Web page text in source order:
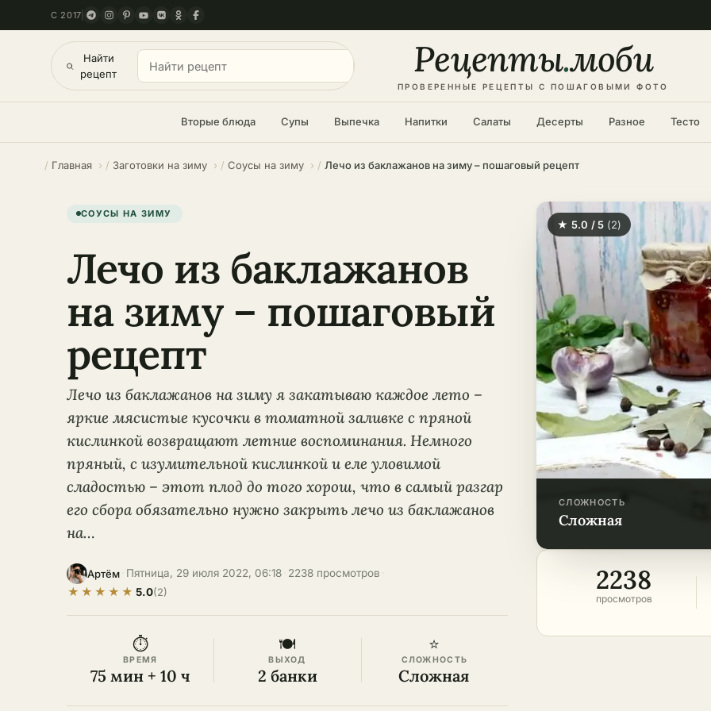
С 2017
Найти
рецепт
Рецепты.моби
ПРОВЕРЕННЫЕ РЕЦЕПТЫ С ПОШАГОВЫМИ ФОТО
Вторые блюда Супы Выпечка Напитки Салаты Десерты Разное Тесто
Главная Заготовки на зиму Соусы на зиму Лечо из баклажанов на зиму – пошаговый рецепт
★ 5.0 / 5 (2)
СЛОЖНОСТЬ
сложная
2238
просмотров
СОУСЫ НА ЗИМУ
Лечо из баклажанов
на зиму – пошаговый
рецепт
Лечо из баклажанов на зиму я закатываю каждое лето –
яркие мясистые кусочки в томатной заливке с пряной
кислинкой возвращают летние воспоминания. Немного
пряный, с изумительной кислинкой и еле уловимой
сладостью – этот плод до того хорош, что в самый разгар
его сбора обязательно нужно закрыть лечо из баклажанов
на…
Артём Пятница, 29 июля 2022, 06:18 2238 просмотров
★ ★ ★ ★ ★ 5.0(2)
⏱
ВРЕМЯ
75 мин + 10 ч
🍽
ВЫХОД
2 банки
⭐
СЛОЖНОСТЬ
Сложная